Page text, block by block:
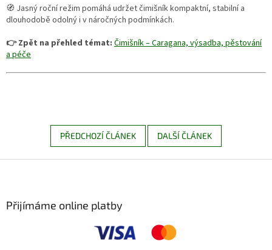
🧭 Jasný roční režim pomáhá udržet čimišník kompaktní, stabilní a
dlouhodobě odolný i v náročných podmínkách.
👉 Zpět na přehled témat: Čimišník – Caragana, výsadba, pěstování
a péče
PŘEDCHOZÍ ČLÁNEK DALŠÍ ČLÁNEK
Přijímáme online platby